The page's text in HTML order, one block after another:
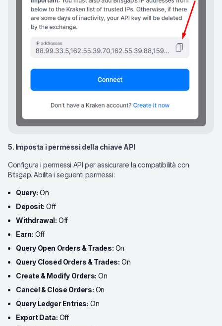
5. Imposta i permessi della chiave API
Configura i permessi API per assicurare la compatibilità con
Bitsgap. Abilita i seguenti permessi:
Query: On
Deposit: Off
Withdrawal: Off
Earn: Off
Query Open Orders & Trades: On
Query Closed Orders & Trades: On
Create & Modify Orders: On
Cancel & Close Orders: On
Query Ledger Entries: On
Export Data: Off